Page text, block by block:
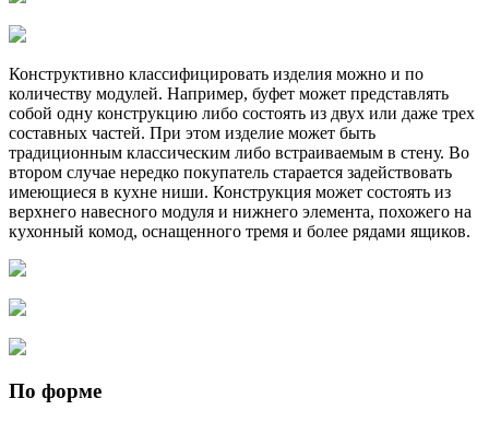
Конструктивно классифицировать изделия можно и по
количеству модулей. Например, буфет может представлять
собой одну конструкцию либо состоять из двух или даже трех
составных частей. При этом изделие может быть
традиционным классическим либо встраиваемым в стену. Во
втором случае нередко покупатель старается задействовать
имеющиеся в кухне ниши. Конструкция может состоять из
верхнего навесного модуля и нижнего элемента, похожего на
кухонный комод, оснащенного тремя и более рядами ящиков.
По форме